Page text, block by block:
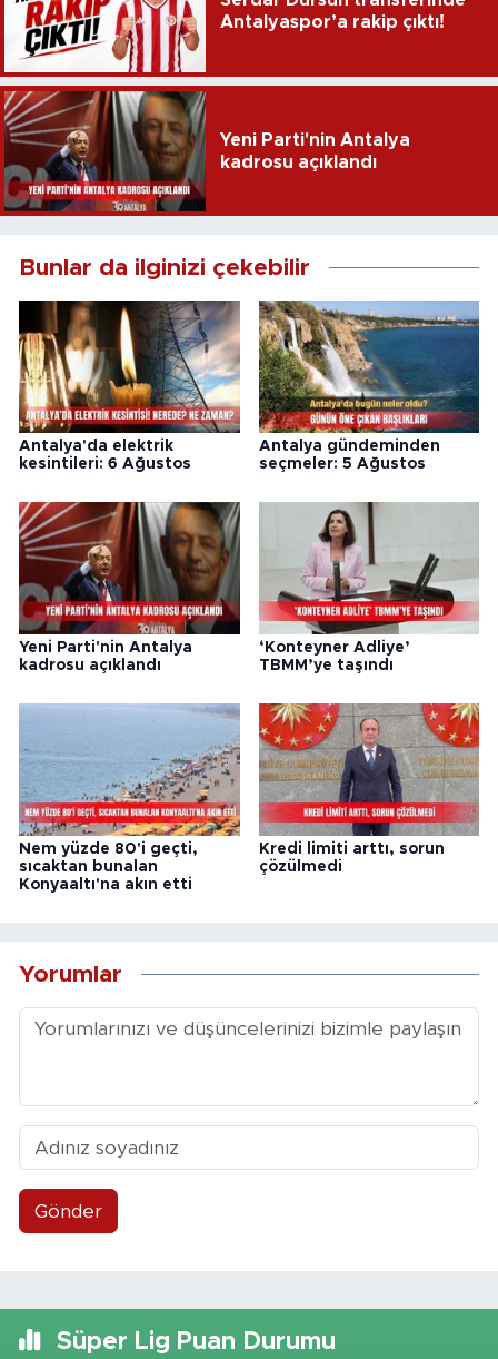
Antalyaspor’a rakip çıktı!
Yeni Parti'nin Antalya
kadrosu açıklandı
Bunlar da ilginizi çekebilir
Antalya'da elektrik
kesintileri: 6 Ağustos
Antalya gündeminden
seçmeler: 5 Ağustos
Yeni Parti'nin Antalya
kadrosu açıklandı
‘Konteyner Adliye’
TBMM’ye taşındı
Nem yüzde 80'i geçti,
sıcaktan bunalan
Konyaaltı'na akın etti
Kredi limiti arttı, sorun
çözülmedi
Yorumlar
Gönder
Süper Lig Puan Durumu